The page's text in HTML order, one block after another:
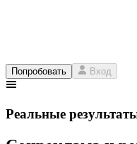
Попробовать Вход
Реальные